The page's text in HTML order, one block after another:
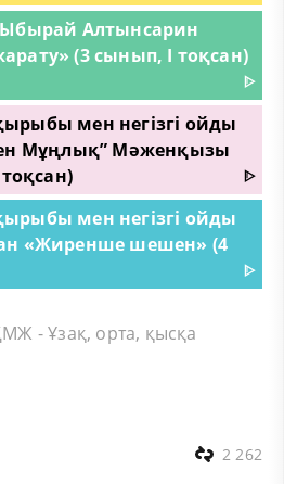
Алтынсарин
(3 сынып, I тоқсан)
ᐈ
мен негізгі ойды
Мұңлық” Мәженқызы
ᐈ
мен негізгі ойды
«Жиренше шешен» (4
ᐈ
- Ұзақ, орта, қысқа
2 262